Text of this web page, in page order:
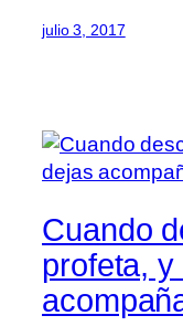
julio 3, 2017
Cuando
profeta, y